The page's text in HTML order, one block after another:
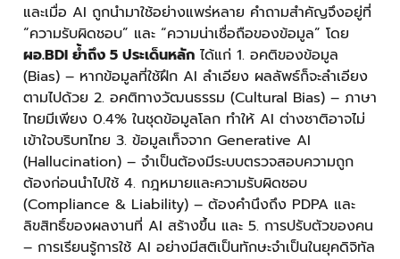
และเมื่อ AI ถูกนำมาใช้อย่างแพร่หลาย คำถามสำคัญจึงอยู่ที่
“ความรับผิดชอบ” และ “ความน่าเชื่อถือของข้อมูล” โดย
ผอ.BDI ย้ำถึง 5 ประเด็นหลัก ได้แก่ 1. อคติของข้อมูล
(Bias) – หากข้อมูลที่ใช้ฝึก AI ลำเอียง ผลลัพธ์ก็จะลำเอียง
ตามไปด้วย 2. อคติทางวัฒนธรรม (Cultural Bias) – ภาษา
ไทยมีเพียง 0.4% ในชุดข้อมูลโลก ทำให้ AI ต่างชาติอาจไม่
เข้าใจบริบทไทย 3. ข้อมูลเท็จจาก Generative AI
(Hallucination) – จำเป็นต้องมีระบบตรวจสอบความถูก
ต้องก่อนนำไปใช้ 4. กฎหมายและความรับผิดชอบ
(Compliance & Liability) – ต้องคำนึงถึง PDPA และ
ลิขสิทธิ์ของผลงานที่ AI สร้างขึ้น และ 5. การปรับตัวของคน
– การเรียนรู้การใช้ AI อย่างมีสติเป็นทักษะจำเป็นในยุคดิจิทัล